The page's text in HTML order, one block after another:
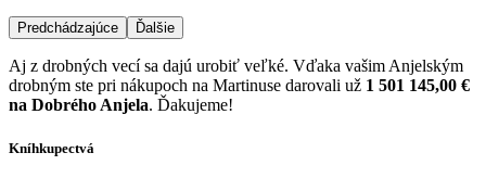
Predchádzajúce Ďalšie
Aj z drobných vecí sa dajú urobiť veľké. Vďaka vašim Anjelským
drobným ste pri nákupoch na Martinuse darovali už 1 501 145,00 €
na Dobrého Anjela. Ďakujeme!
Kníhkupectvá